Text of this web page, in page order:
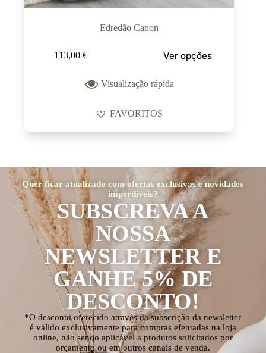
Edredão Canon
113,00 € Ver opções
Visualização rápida
FAVORITOS
Quer ficar atualizado com ofertas exclusivas e novidades
imperdíveis?
SUBSCREVA A
NOSSA
NEWSLETTER E
GANHE 5% DE
DESCONTO!
*O desconto oferecido através da subscrição da newsletter
é válido exclusivamente para compras efetuadas na loja
online, não sendo aplicável a produtos solicitados por
orçamento ou em outros canais de venda.